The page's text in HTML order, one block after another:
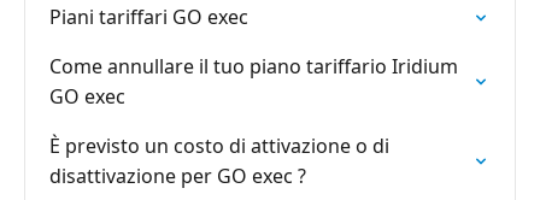
Piani tariffari GO exec
Come annullare il tuo piano tariffario Iridium
GO exec
È previsto un costo di attivazione o di
disattivazione per GO exec ?